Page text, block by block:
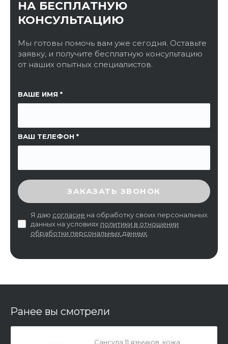
НА БЕСПЛАТНУЮ
КОНСУЛЬТАЦИЮ
Мы готовы помочь вам уже сегодня. Оставьте
заявку, и получите бесплатную консультацию
от наших опытных специалистов.
ВАШЕ ИМЯ
ВАШ ТЕЛЕФОН
ССЫЛКА НА СТРАНИЦУ
ВВЕДИТЕ ПРОВЕРОЧНЫЙ КОД
ЗАКАЗАТЬ ЗВОНОК
Я даю согласие на обработку своих персональных
данных на условиях политики в отношении
обработки персональных данных
Ранее вы смотрели
Сансула 11 язычков, кожа,